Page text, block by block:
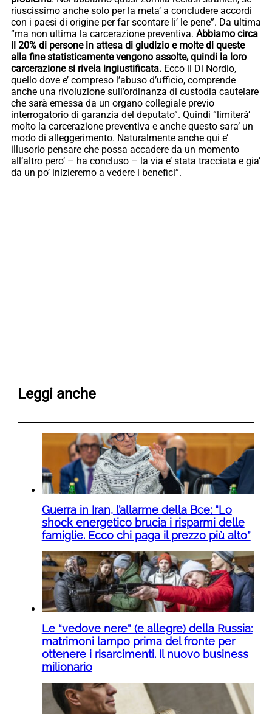
riuscissimo anche solo per la meta’ a concludere accordi
con i paesi di origine per far scontare li’ le pene”. Da ultima
“ma non ultima la carcerazione preventiva. Abbiamo circa
il 20% di persone in attesa di giudizio e molte di queste
alla fine statisticamente vengono assolte, quindi la loro
carcerazione si rivela ingiustificata. Ecco il Dl Nordio,
quello dove e’ compreso l’abuso d’ufficio, comprende
anche una rivoluzione sull’ordinanza di custodia cautelare
che sarà emessa da un organo collegiale previo
interrogatorio di garanzia del deputato”. Quindi “limiterà’
molto la carcerazione preventiva e anche questo sara’ un
modo di alleggerimento. Naturalmente anche qui e’
illusorio pensare che possa accadere da un momento
all’altro pero’ – ha concluso – la via e’ stata tracciata e gia’
da un po’ inizieremo a vedere i benefici”.
Leggi anche
Guerra in Iran, l’allarme della Bce: “Lo
shock energetico brucia i risparmi delle
famiglie. Ecco chi paga il prezzo più alto”
Le “vedove nere” (e allegre) della Russia:
matrimoni lampo prima del fronte per
ottenere i risarcimenti. Il nuovo business
milionario